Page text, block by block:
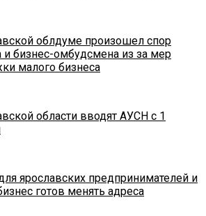
облдуме произошел спор
и бизнес-омбудсмена из за мер
малого бизнеса
области вводят АУСН с 1
ярославских предпринимателей и
готов менять адреса